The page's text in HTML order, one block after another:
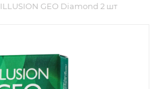
ILLUSION GEO Diamond 2 шт